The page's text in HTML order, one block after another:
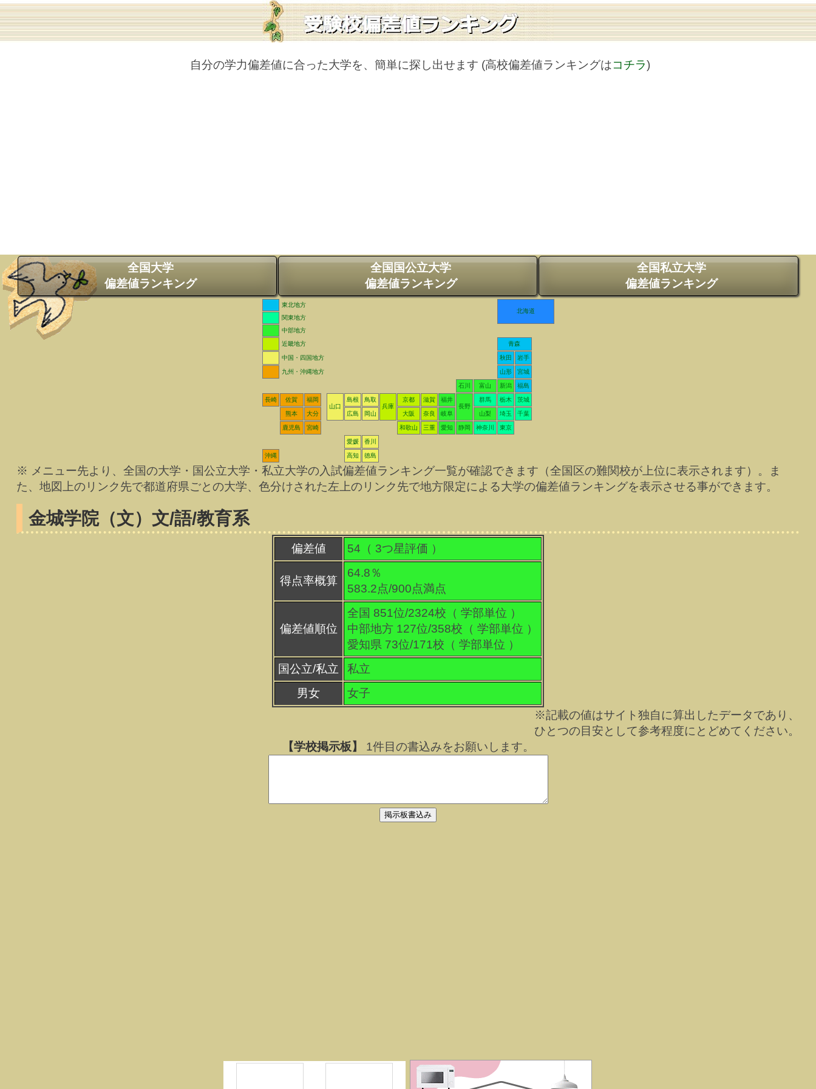
自分の学力偏差値に合った大学を、簡単に探し出せます (高校偏差値ランキングはコチラ)
全国大学
偏差値ランキング
全国国公立大学
偏差値ランキング
全国私立大学
偏差値ランキング
東北地方
北海道
関東地方
中部地方
近畿地方
青森
中国・四国地方 秋田 岩手
九州・沖縄地方 山形 宮城
石川 富山 新潟 福島
長崎 佐賀
福岡
山口
島根
鳥取
兵庫
京都 滋賀
福井
長野
群馬 栃木 茨城
熊本 大分 広島 岡山 大阪 奈良 岐阜 山梨 埼玉 千葉
鹿児島 宮崎 和歌山 三重 愛知 静岡 神奈川 東京
愛媛 香川
沖縄 高知 徳島
※ メニュー先より、全国の大学・国公立大学・私立大学の入試偏差値ランキング一覧が確認できます（全国区の難関校が上位に表示されます）。ま
た、地図上のリンク先で都道府県ごとの大学、色分けされた左上のリンク先で地方限定による大学の偏差値ランキングを表示させる事ができます。
金城学院（文） 文/語/教育系
偏差値 54（ 3つ星評価 ）
得点率概算
64.8％
583.2点/900点満点
偏差値順位
全国 851位/2324校（ 学部単位 ）
中部地方 127位/358校（ 学部単位 ）
愛知県 73位/171校（ 学部単位 ）
国公立/私立
私立
男女
女子
※記載の値はサイト独自に算出したデータであり、
ひとつの目安として参考程度にとどめてください。
【学校掲示板】
1件目の書込みをお願いします。